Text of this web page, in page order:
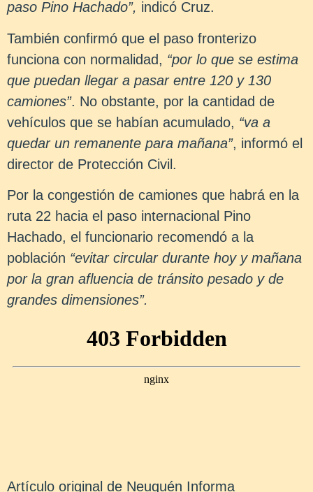
paso Pino Hachado”, indicó Cruz.
También confirmó que el paso fronterizo
funciona con normalidad, “por lo que se estima
que puedan llegar a pasar entre 120 y 130
camiones”. No obstante, por la cantidad de
vehículos que se habían acumulado, “va a
quedar un remanente para mañana”, informó el
director de Protección Civil.
Por la congestión de camiones que habrá en la
ruta 22 hacia el paso internacional Pino
Hachado, el funcionario recomendó a la
población “evitar circular durante hoy y mañana
por la gran afluencia de tránsito pesado y de
grandes dimensiones”.
Artículo original de Neuquén Informa